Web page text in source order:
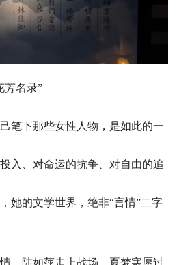
芳名录”
笔下那些女性人物，是如此的一
入、对命运的抗争、对自由的追
她的文学世界，绝非“言情”二字